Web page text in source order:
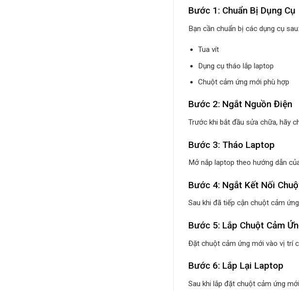
Bước 1: Chuẩn Bị Dụng Cụ
Bạn cần chuẩn bị các dụng cụ sau:
Tua vít
Dụng cụ tháo lắp laptop
Chuột cảm ứng mới phù hợp
Bước 2: Ngắt Nguồn Điện
Trước khi bắt đầu sửa chữa, hãy
Bước 3: Tháo Laptop
Mở nắp laptop theo hướng dẫn
Bước 4: Ngắt Kết Nối
Sau khi đã tiếp cận chuột cảm
Bước 5: Lắp Chuột Cảm
Đặt chuột cảm ứng mới vào vị trí
Bước 6: Lắp Lại Laptop
Sau khi lắp đặt chuột cảm ứng